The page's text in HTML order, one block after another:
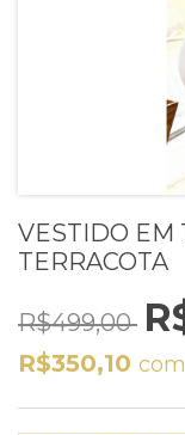
VESTIDO EM
TERRACOTA
R$499,00
R$350,10 com